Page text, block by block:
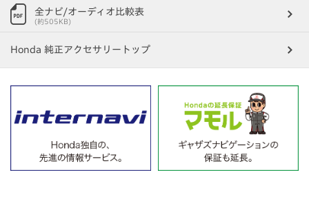
全ナビ/オーディオ比較表
(約505KB)
Honda 純正アクセサリートップ